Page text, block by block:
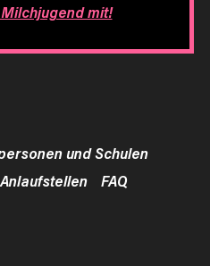
mit!
und Schulen
FAQ